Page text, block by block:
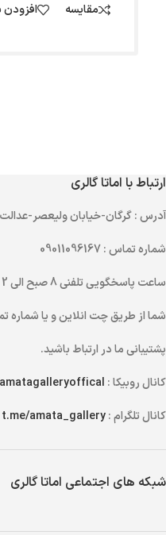
مقایسه افزودن
ارتباط با اماتا گالری
آدرس: گرگان-خیابان ولیعصر-عدالت 16-اماتا گالری
شماره تماس: 09011096167
ساعت پاسخگویی تلفنی
شما از طریقچت انلاینو یاشماره
پشتیبانی ما در ارتباط باشید.
کانال روبیکا :
کانال تلگرام :t.me/amata_gallery
شبکه های اجتماعی اماتا گالری